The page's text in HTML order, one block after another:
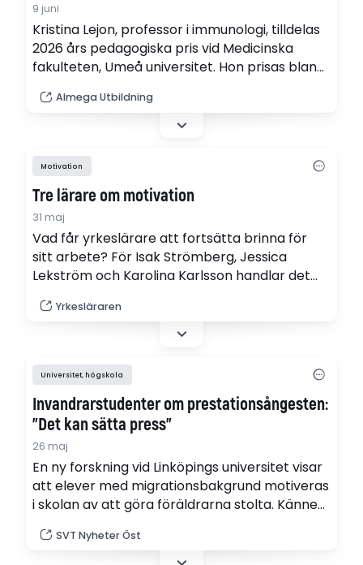
9 juni
Kristina Lejon, professor i immunologi, tilldelas
2026 års pedagogiska pris vid Medicinska
fakulteten, Umeå universitet. Hon prisas bland
och att hennes undervisning präglas av energi
och pedagogisk glädje.
Almega Utbildning
Motivation
Tre lärare om motivation
31 maj
Vad får yrkeslärare att fortsätta brinna för
sitt arbete? För Isak Strömberg, Jessica
Lekström och Karolina Karlsson handlar det
samarbeten till att se utveckling under APL.
Samtidigt finns det saker som kan sätta
Yrkesläraren
Universitet, högskola
Invandrarstudenter om prestationsångesten:
”Det kan sätta press”
26 maj
En ny forskning vid Linköpings universitet visar
att elever med migrationsbakgrund motiveras
i skolan av att göra föräldrarna stolta. Känner
prestationsångesten?
SVT Nyheter Öst